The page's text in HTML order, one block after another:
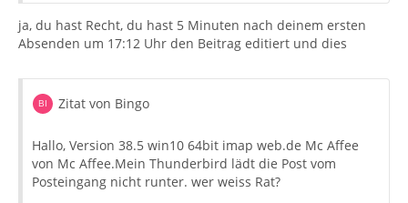
ja, du hast Recht, du hast 5 Minuten nach deinem ersten
Absenden um 17:12 Uhr den Beitrag editiert und dies
Zitat von Bingo
Hallo, Version 38.5 win10 64bit imap web.de Mc Affee
von Mc Affee.Mein Thunderbird lädt die Post vom
Posteingang nicht runter. wer weiss Rat?